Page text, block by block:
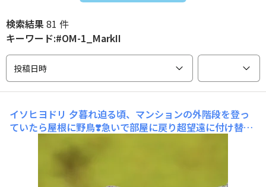
検索結果81 件
キーワード:#OM-1_MarkII
投稿日時
イソヒヨドリ 夕暮れ迫る頃、マンションの外階段を登っ
ていたら屋根に野鳥❣️急いで部屋に戻り超望遠に付け替え
ようですが、オスの若鳥の可能性も。野鳥あるあるの見た
念😢でも棲みついてくれたようで嬉しい。